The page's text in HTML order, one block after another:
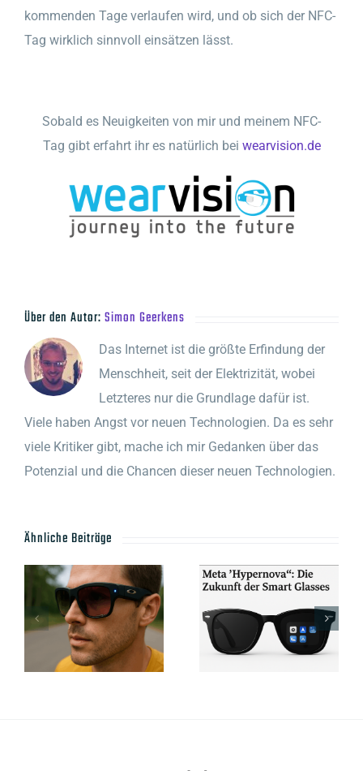
kommenden Tage verlaufen wird, und ob sich der NFC-
Tag wirklich sinnvoll einsätzen lässt.
Sobald es Neuigkeiten von mir und meinem NFC-
Tag gibt erfahrt ihr es natürlich bei wearvision.de
Über den Autor:Simon Geerkens
Das Internet ist die größte Erfindung der
Menschheit, seit der Elektrizität, wobei
Letzteres nur die Grundlage dafür ist.
Viele haben Angst vor neuen Technologien. Da es sehr
viele Kritiker gibt, mache ich mir Gedanken über das
Potenzial und die Chancen dieser neuen Technologien.
Ähnliche Beiträge